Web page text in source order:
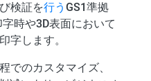
検証を行う GS1準拠
時や3D表面において
字します。
でのカスタマイズ、